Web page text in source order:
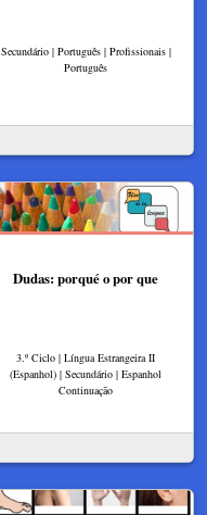
Secundário | Português | Profissionais |
Português
Dudas: porqué o por que
3.º Ciclo | Língua Estrangeira II
(Espanhol) | Secundário | Espanhol
Continuação